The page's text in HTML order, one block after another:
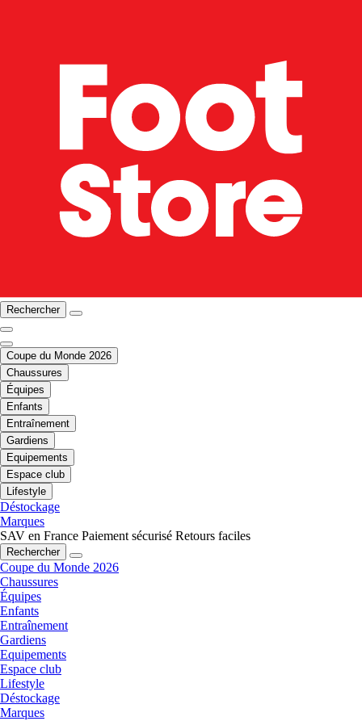
Rechercher
Coupe du Monde 2026
Chaussures
Équipes
Enfants
Entraînement
Gardiens
Equipements
Espace club
Lifestyle
Déstockage
Marques
SAV en France Paiement sécurisé Retours faciles
Rechercher
Coupe du Monde 2026
Chaussures
Équipes
Enfants
Entraînement
Gardiens
Equipements
Espace club
Lifestyle
Déstockage
Marques